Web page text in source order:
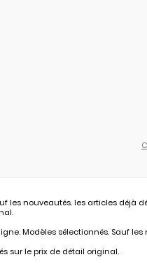
Sauf les nouveautés. les articles
en ligne. Modèles sélectionnés.
sur le prix de détail original.